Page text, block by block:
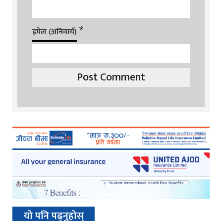
इमेल (अनिवार्य) *
यो पनि पढ्नुहोस्